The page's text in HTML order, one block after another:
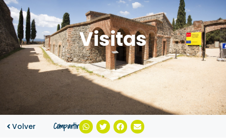
Visitas
Volver Compartir